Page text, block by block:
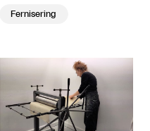
Fernisering